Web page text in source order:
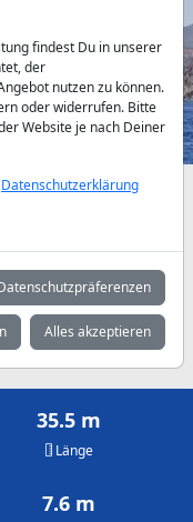
Absprache
Juli
7.500 €
Oktober
7.500 €
35.5 m
Länge
7.6 m
findest Du in unserer
der
nutzen zu können.
oder widerrufen. Bitte
Website je nach Deiner
Datenschutzerklärung
Alles akzeptieren